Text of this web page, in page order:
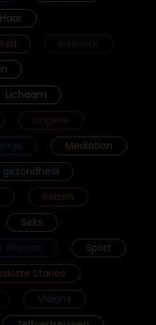
Haar
Interieur
Lichaam
Lingerie
Mediation
Reizen
Seks
Woman
Sport
Stories
Visions